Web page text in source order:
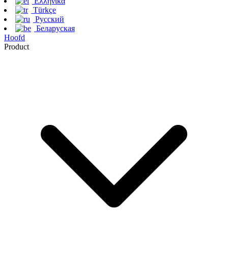
Türkçe
Русский
Беларуская
Hoofd
Product